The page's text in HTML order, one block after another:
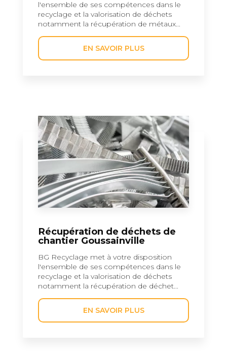
l'ensemble de ses compétences dans le
recyclage et la valorisation de déchets
notamment la récupération de métaux...
EN SAVOIR PLUS
Récupération de déchets de
chantier Goussainville
BG Recyclage met à votre disposition
l'ensemble de ses compétences dans le
recyclage et la valorisation de déchets
notamment la récupération de déchet...
EN SAVOIR PLUS